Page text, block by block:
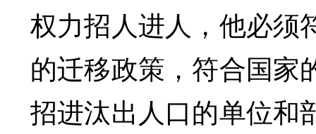
权力招人进人，他必须
的迁移政策，符合国家
招进汰出人口的单位和